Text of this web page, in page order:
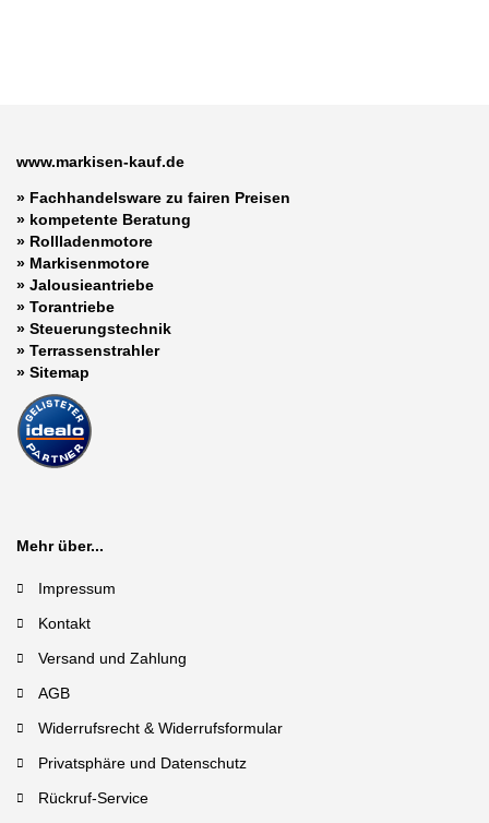
www.markisen-kauf.de
» Fachhandelsware zu fairen Preisen
» kompetente Beratung
» Rollladenmotore
» Markisenmotore
» Jalousieantriebe
» Torantriebe
» Steuerungstechnik
» Terrassenstrahler
» Sitemap
Mehr über...
Impressum
Kontakt
Versand und Zahlung
AGB
Widerrufsrecht & Widerrufsformular
Privatsphäre und Datenschutz
Rückruf-Service